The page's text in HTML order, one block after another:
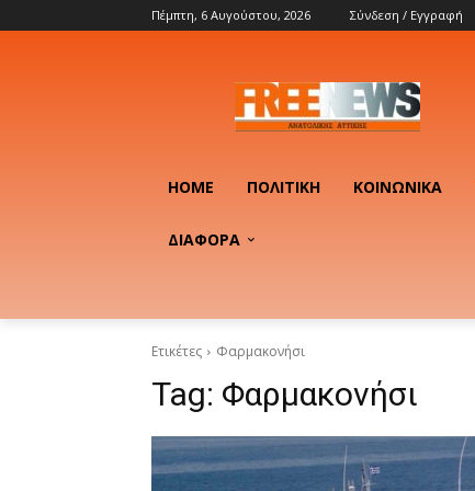
Πέμπτη, 6 Αυγούστου, 2026 Σύνδεση / Εγγραφή
HOME ΠΟΛΙΤΙΚΉ ΚΟΙΝΩΝΙΚΆ
ΔΙΑΦΟΡΑ
Ετικέτες Φαρμακονήσι
Tag: Φαρμακονήσι